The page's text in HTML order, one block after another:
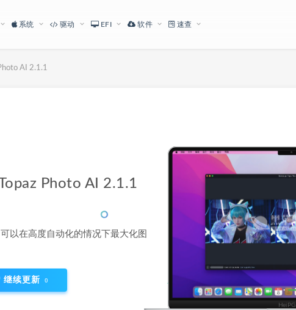
系统 驱动 EFI 软件 速查
AI 2.1.1
Photo AI 2.1.1
以在高度自动化的情况下最大化图
继续更新 0